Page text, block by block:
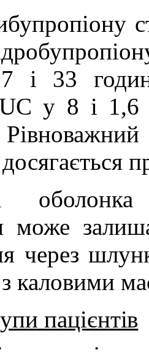
і 33
у 8 і 1,6
може
через
каловими
пацієнтів